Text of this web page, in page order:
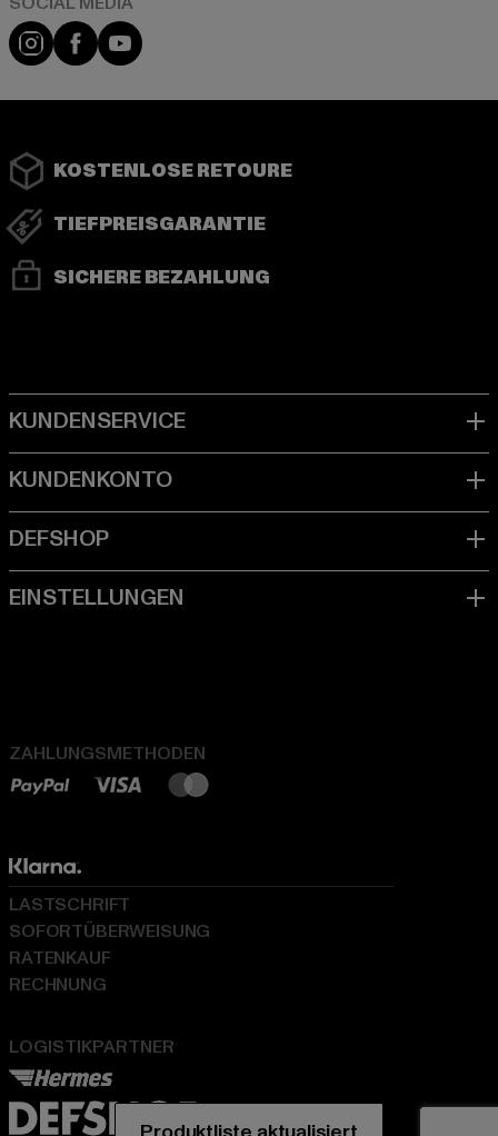
Instagram
FacebookYouTube
KOSTENLOSE RETOURE
TIEFPREISGARANTIE
SICHERE BEZAHLUNG
ZAHLUNGSMETHODEN
LOGISTIKPARTNER
LASTSCHRIFT
SOFORTÜBERWEISUNG
RATENKAUF
RECHNUNG